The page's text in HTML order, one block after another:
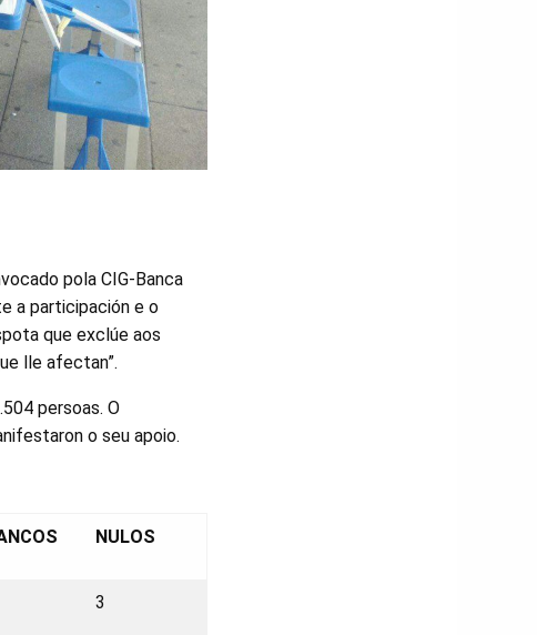
pola CIG-Banca
a participación e o
que exclúe aos
lle afectan”.
persoas. O
o seu apoio.
NULOS
3